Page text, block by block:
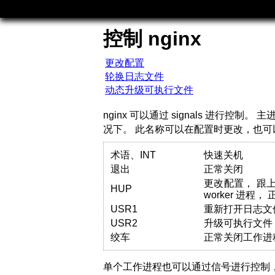
控制 nginx
更改配置
轮换日志文件
动态升级可执行文件
nginx 可以通过 signals 进行控制。 主
况下。 此名称可以在配置时更改，也可
术语、INT
快速关机
退出
正常关闭
HUP
更改配置， 跟
worker 进程，
USR1
重新打开日志文
USR2
升级可执行文件
绞车
正常关闭工作进
单个工作进程也可以通过信号进行控